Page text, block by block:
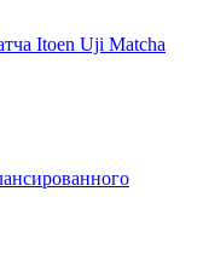
Itoen Uji Matcha